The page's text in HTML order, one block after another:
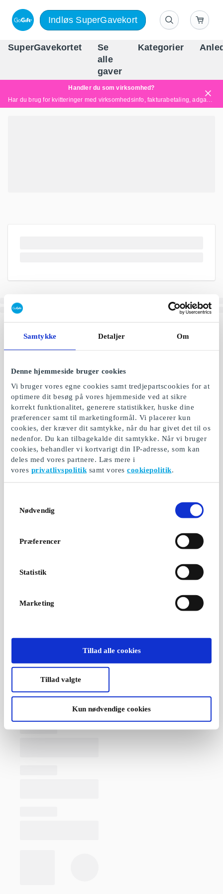
Samtykke Detaljer Om
Denne hjemmeside bruger cookies
Vi bruger vores egne cookies samt tredjepartscookies for at
optimere dit besøg på vores hjemmeside ved at sikre
korrekt funktionalitet, generere statistikker, huske dine
præferencer samt til marketingformål. Vi placerer kun
cookies, der kræver dit samtykke, når du har givet det til os
nedenfor. Du kan tilbagekalde dit samtykke. Når vi bruger
cookies, behandler vi kortvarigt din IP-adresse, som kan
deles med vores partnere. Læs mere i
vores privatlivspolitik samt vorescookiepolitik.
Nødvendig
Præferencer
Statistik
Marketing
Tillad alle cookies
Tillad valgte
Kun nødvendige cookies
Indløs SuperGavekort
SuperGavekortet
Se
alle
gaver
Kategorier
Handler du som virksomhed?
Har du brug for kvitteringer med virksomhedsinfo, fakturabetaling, adgang for flere brugere eller skræddersyede løsninger?